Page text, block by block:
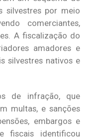
silvestres por meio
comerciantes,
A fiscalização do
amadores e
silvestres nativos e
de infração, que
multas, e sanções
embargos e
fiscais identificou